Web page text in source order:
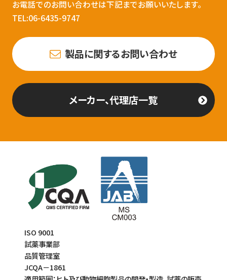
お電話でのお問い合わせは下記までお願いいたします。
TEL:06-6435-9747
製品に関するお問い合わせ
メーカー、代理店一覧
ISO 9001
試薬事業部
品質管理室
JCQA－1861